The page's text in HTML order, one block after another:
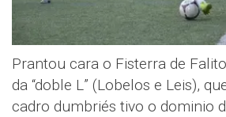
Prantou cara o Fisterra de
da “doble L” (Lobelos e Leis),
cadro dumbriés tivo o dominio